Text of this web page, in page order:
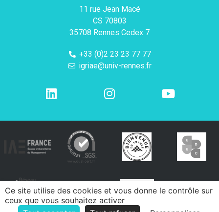
11 rue Jean Macé
CS 70803
35708 Rennes Cedex 7
+33 (0)2 23 23 77 77
igriae@univ-rennes.fr
Ce site utilise des cookies et vous donne le contrôle sur
ceux que vous souhaitez activer